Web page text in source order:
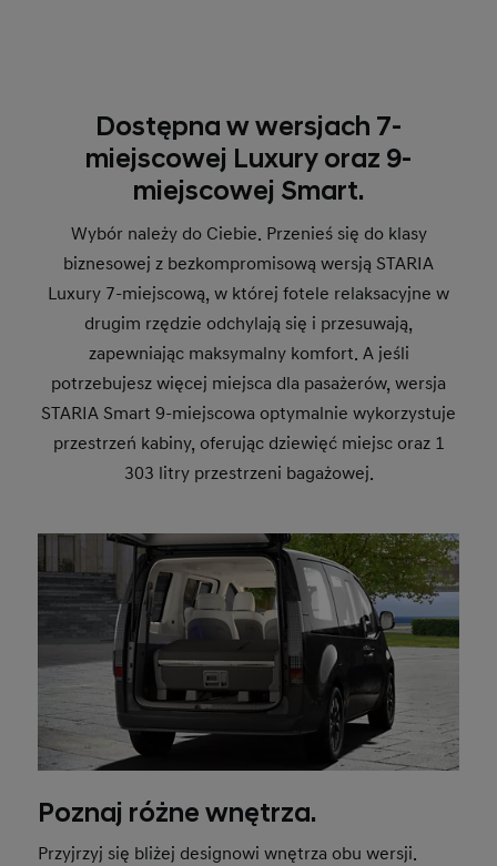
Dostępna w wersjach 7-
miejscowej Luxury oraz 9-
miejscowej Smart.
Wybór należy do Ciebie. Przenieś się do klasy
biznesowej z bezkompromisową wersją STARIA
Luxury 7-miejscową, w której fotele relaksacyjne w
drugim rzędzie odchylają się i przesuwają,
zapewniając maksymalny komfort. A jeśli
potrzebujesz więcej miejsca dla pasażerów, wersja
STARIA Smart 9-miejscowa optymalnie wykorzystuje
przestrzeń kabiny, oferując dziewięć miejsc oraz 1
303 litry przestrzeni bagażowej.
Poznaj różne wnętrza.
Przyjrzyj się bliżej designowi wnętrza obu wersji.